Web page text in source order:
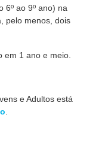
6º ao 9º ano) na
pelo menos, dois
em 1 ano e meio.
e Adultos está